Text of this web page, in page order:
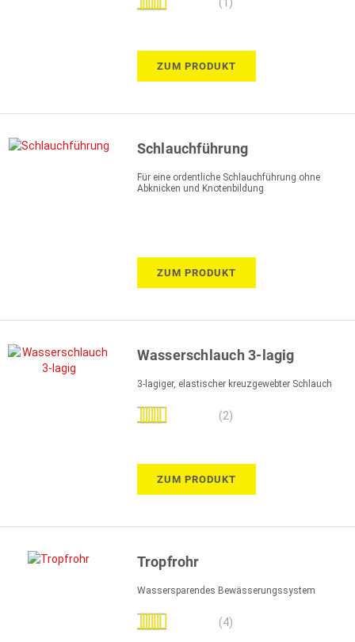
ZUM PRODUKT
Schlauchführung
Für eine ordentliche Schlauchführung ohne
Abknicken und Knotenbildung
ZUM PRODUKT
Wasserschlauch 3-lagig
3-lagiger, elastischer kreuzgewebter Schlauch
Bewertung: (2)
ZUM PRODUKT
Tropfrohr
Wassersparendes Bewässerungssystem
Bewertung: (4)